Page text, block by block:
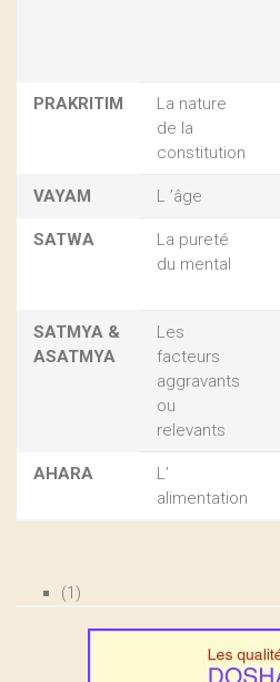
PRAKRITIM
La nature
de la
constitution
VAYAM L ’âge
SATWA
La pureté
du mental
SATMYA &
ASATMYA
Les
facteurs
aggravants
ou
relevants
AHARA
L’
alimentation
(1)